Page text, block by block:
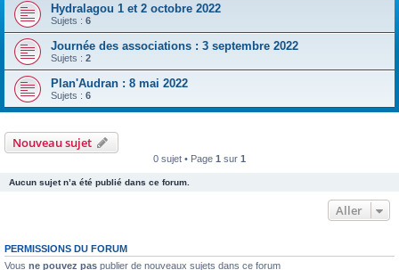
Hydralagou 1 et 2 octobre 2022
Sujets : 6
Journée des associations : 3 septembre 2022
Sujets : 2
Plan'Audran : 8 mai 2022
Sujets : 6
Nouveau sujet
0 sujet • Page 1 sur 1
Aucun sujet n’a été publié dans ce forum.
Aller
PERMISSIONS DU FORUM
Vous ne pouvez pas publier de nouveaux sujets dans ce forum